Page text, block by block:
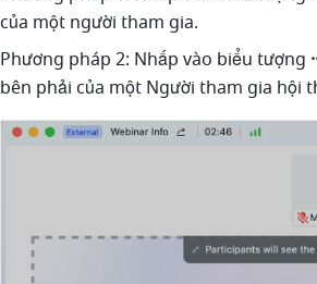
của một người tham gia.
Phương pháp 2: Nhấp vào biểu tượng
bên phải của một Người tham gia hội